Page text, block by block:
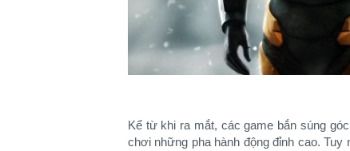
Kể từ khi ra mắt, các game bắn súng
chơi những pha hành động đỉnh cao. Tuy